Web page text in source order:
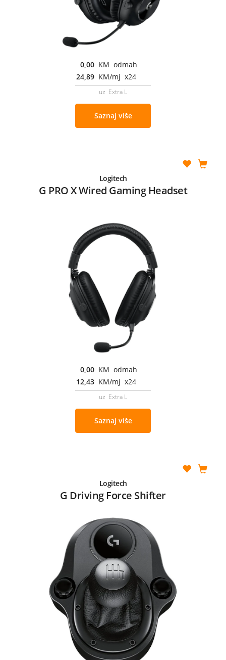
0,00 KM odmah
24,89 KM/mj x24
uz Extra L
Saznaj više
Logitech
G PRO X Wired Gaming Headset
0,00 KM odmah
12,43 KM/mj x24
uz Extra L
Saznaj više
Logitech
G Driving Force Shifter